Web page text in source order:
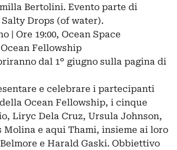
Bertolini. Evento parte di
Drops (of water).
| Ore 19:00, Ocean Space
Fellowship
dal 1° giugno sulla pagina di
e celebrare i partecipanti
Ocean Fellowship, i cinque
Liryc Dela Cruz, Ursula Johnson,
Molina e aqui Thami, insieme ai loro
e Harald Gaski. Obbiettivo